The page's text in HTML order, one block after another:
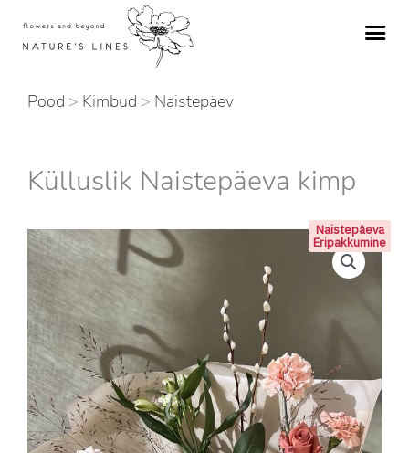
content
Pood > Kimbud > Naistepäev
Külluslik Naistepäeva kimp
Naistepäeva
Eripakkumine